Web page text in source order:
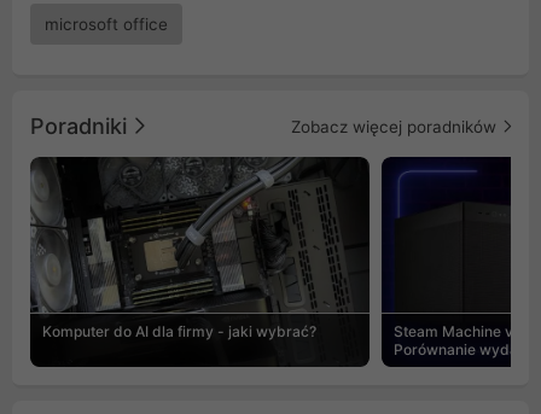
microsoft office
Poradniki Zobacz więcej poradników
Komputer do AI dla firmy - jaki wybrać?
Steam Machine vs
Porównanie